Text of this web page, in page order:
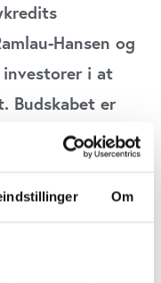
Om
Hansen og
investorer i at
Budskabet er
de bygger på
skuffe – sæt i
i de
på en